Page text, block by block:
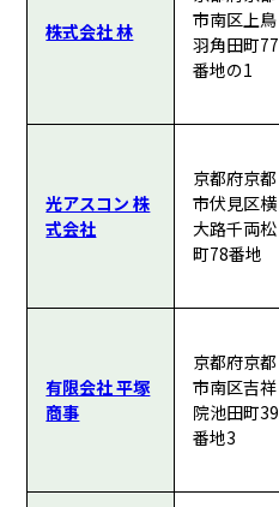
株式会社 林
市南区上鳥
羽角田町77
番地の1
光アスコン 株
式会社
京都府京都
市伏見区横
大路千両松
町78番地
有限会社 平塚
商事
京都府京都
市南区吉祥
院池田町39
番地3